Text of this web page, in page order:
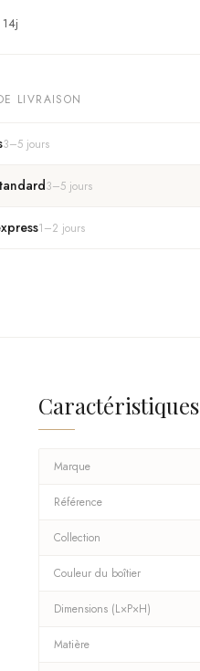
14j
LIVRAISON
3–5 jours
3–5 jours
1–2 jours
Caractéristiques
Marque
Référence
Collection
Couleur du boîtier
Dimensions (L×P×H)
Matière